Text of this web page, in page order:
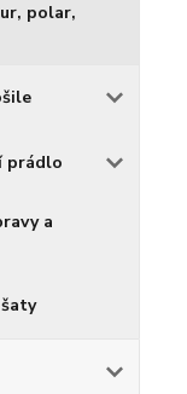
polar,
prádlo
a